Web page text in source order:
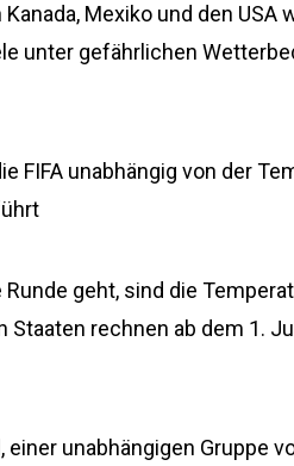
Mexiko und den
unter gefährlichen
FIFA unabhängig von der
geht, sind die
Staaten rechnen ab dem 1.
einer unabhängigen Gruppe